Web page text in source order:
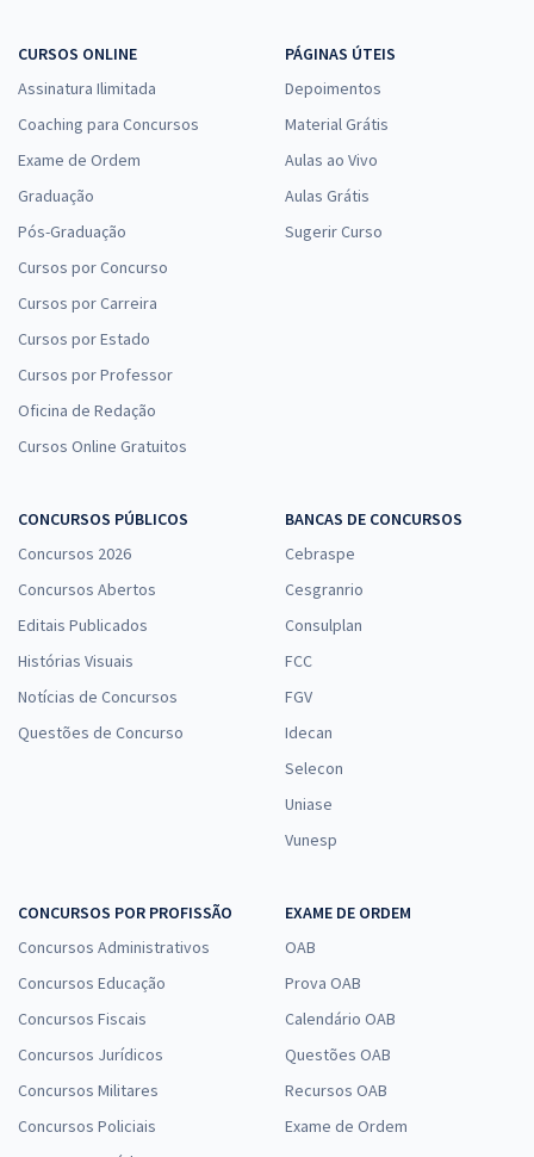
CURSOS ONLINE
Assinatura Ilimitada
Coaching para Concursos
Exame de Ordem
Graduação
Pós-Graduação
Cursos por Concurso
Cursos por Carreira
Cursos por Estado
Cursos por Professor
Oficina de Redação
Cursos Online Gratuitos
PÁGINAS ÚTEIS
Depoimentos
Material Grátis
Aulas ao Vivo
Aulas Grátis
Sugerir Curso
CONCURSOS PÚBLICOS
Concursos 2026
Concursos Abertos
Editais Publicados
Histórias Visuais
Notícias de Concursos
Questões de Concurso
BANCAS DE CONCURSOS
Cebraspe
Cesgranrio
Consulplan
FCC
FGV
Idecan
Selecon
Uniase
Vunesp
CONCURSOS POR PROFISSÃO
Concursos Administrativos
Concursos Educação
Concursos Fiscais
Concursos Jurídicos
Concursos Militares
Concursos Policiais
EXAME DE ORDEM
OAB
Prova OAB
Calendário OAB
Questões OAB
Recursos OAB
Exame de Ordem